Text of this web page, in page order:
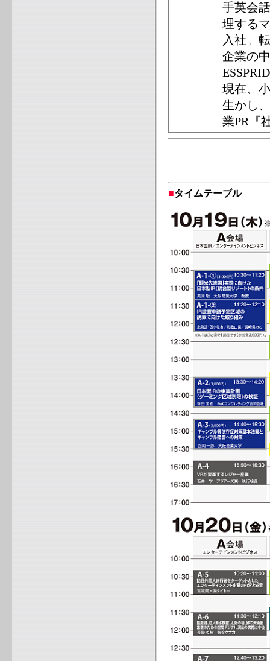
手英会
理する
入社。
企業の
現在、
生かし
業PR『
■タイムテーブル